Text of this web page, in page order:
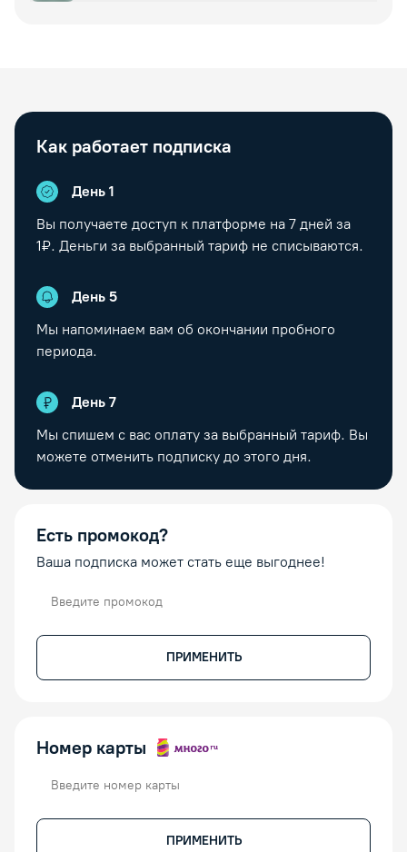
Как работает подписка
День 1
Вы получаете доступ к платформе на 7 дней за
1₽. Деньги за выбранный тариф не списываются.
День 5
Мы напоминаем вам об окончании пробного
периода.
День 7
Мы спишем с вас оплату за выбранный тариф. Вы
можете отменить подписку до этого дня.
Есть промокод?
Ваша подписка может стать еще выгоднее!
ПРИМЕНИТЬ
Номер карты
ПРИМЕНИТЬ